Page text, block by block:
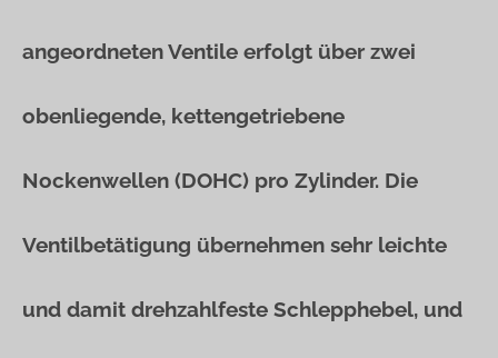
angeordneten Ventile erfolgt über zwei
obenliegende, kettengetriebene
Nockenwellen (DOHC) pro Zylinder. Die
Ventilbetätigung übernehmen sehr leichte
und damit drehzahlfeste Schlepphebel, und